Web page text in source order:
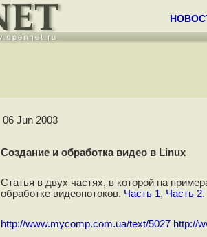
06 Jun 2003
Создание и обработка видео в Linux
Статья в двух частях, в которой на
обработке видеопотоков. Часть 1, Часть 2.
http://www.mycomp.com.ua/text/5027 http://